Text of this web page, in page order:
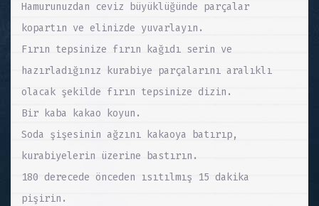
Hamurunuzdan ceviz büyüklüğünde parçalar
kopartın ve elinizde yuvarlayın.
Fırın tepsinize fırın kağıdı serin ve
hazırladığınız kurabiye parçalarını aralıklı
olacak şekilde fırın tepsinize dizin.
Bir kaba kakao koyun.
Soda şişesinin ağzını kakaoya batırıp,
kurabiyelerin üzerine bastırın.
180 derecede önceden ısıtılmış 15 dakika
pişirin.